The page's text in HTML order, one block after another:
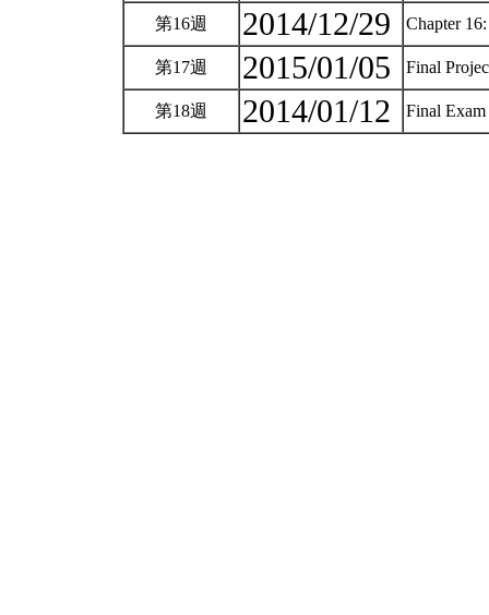
第16週 2014/12/29 Chapter
第17週 2015/01/05 Final
第18週 2014/01/12 Final